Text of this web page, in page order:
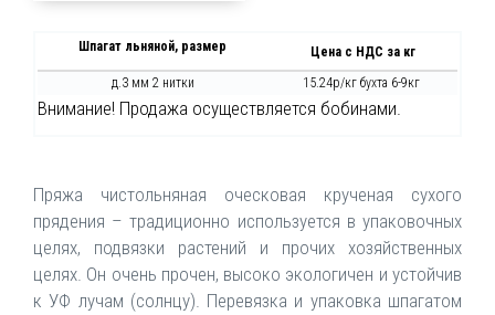
Шпагат льняной, размер
Цена с НДС за кг
д.3 мм 2 нитки
15.24р/кг бухта 6-9кг
Внимание! Продажа осуществляется бобинами.
Пряжа чистольняная оческовая крученая сухого
прядения – традиционно используется в упаковочных
целях, подвязки растений и прочих хозяйственных
целях. Он очень прочен, высоко экологичен и устойчив
к УФ лучам (солнцу). Перевязка и упаковка шпагатом